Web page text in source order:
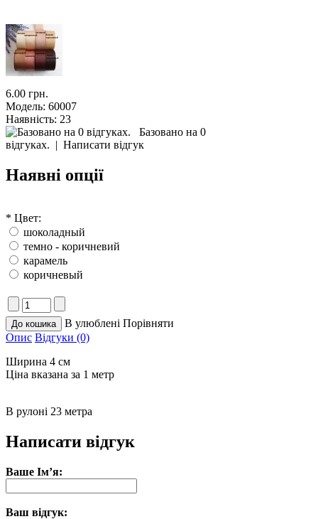
6.00 грн.
Модель: 60007
Наявність: 23
Базовано на 0
відгуках. | Написати відгук
Наявні опції
* Цвет:
шоколадный
темно - коричневий
карамель
коричневый
В улюблені Порівняти
Опис Відгуки (0)
Ширина 4 см
Цiна вказана за 1 метр
В рулонi 23 метра
Написати відгук
Ваше Ім’я:
Ваш відгук: